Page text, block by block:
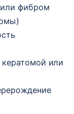
фибром
или